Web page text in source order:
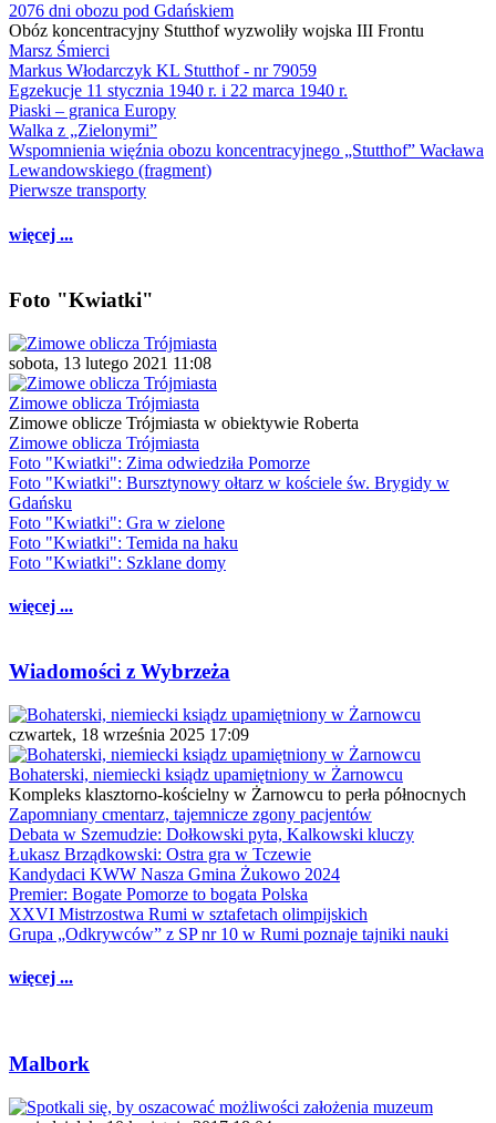
2076 dni obozu pod Gdańskiem
Obóz koncentracyjny Stutthof wyzwoliły wojska III Frontu
Marsz Śmierci
Markus Włodarczyk KL Stutthof - nr 79059
Egzekucje 11 stycznia 1940 r. i 22 marca 1940 r.
Piaski – granica Europy
Walka z „Zielonymi”
Wspomnienia więźnia obozu koncentracyjnego „Stutthof” Wacława
Lewandowskiego (fragment)
Pierwsze transporty
więcej ...
Foto "Kwiatki"
sobota, 13 lutego 2021 11:08
Zimowe oblicza Trójmiasta
Zimowe oblicze Trójmiasta w obiektywie Roberta
Zimowe oblicza Trójmiasta
Foto "Kwiatki": Zima odwiedziła Pomorze
Foto "Kwiatki": Bursztynowy ołtarz w kościele św. Brygidy w
Gdańsku
Foto "Kwiatki": Gra w zielone
Foto "Kwiatki": Temida na haku
Foto "Kwiatki": Szklane domy
więcej ...
Wiadomości z Wybrzeża
czwartek, 18 września 2025 17:09
Bohaterski, niemiecki ksiądz upamiętniony w Żarnowcu
Kompleks klasztorno-kościelny w Żarnowcu to perła północnych
Zapomniany cmentarz, tajemnicze zgony pacjentów
Debata w Szemudzie: Dołkowski pyta, Kalkowski kluczy
Łukasz Brządkowski: Ostra gra w Tczewie
Kandydaci KWW Nasza Gmina Żukowo 2024
Premier: Bogate Pomorze to bogata Polska
XXVI Mistrzostwa Rumi w sztafetach olimpijskich
Grupa „Odkrywców” z SP nr 10 w Rumi poznaje tajniki nauki
więcej ...
Malbork